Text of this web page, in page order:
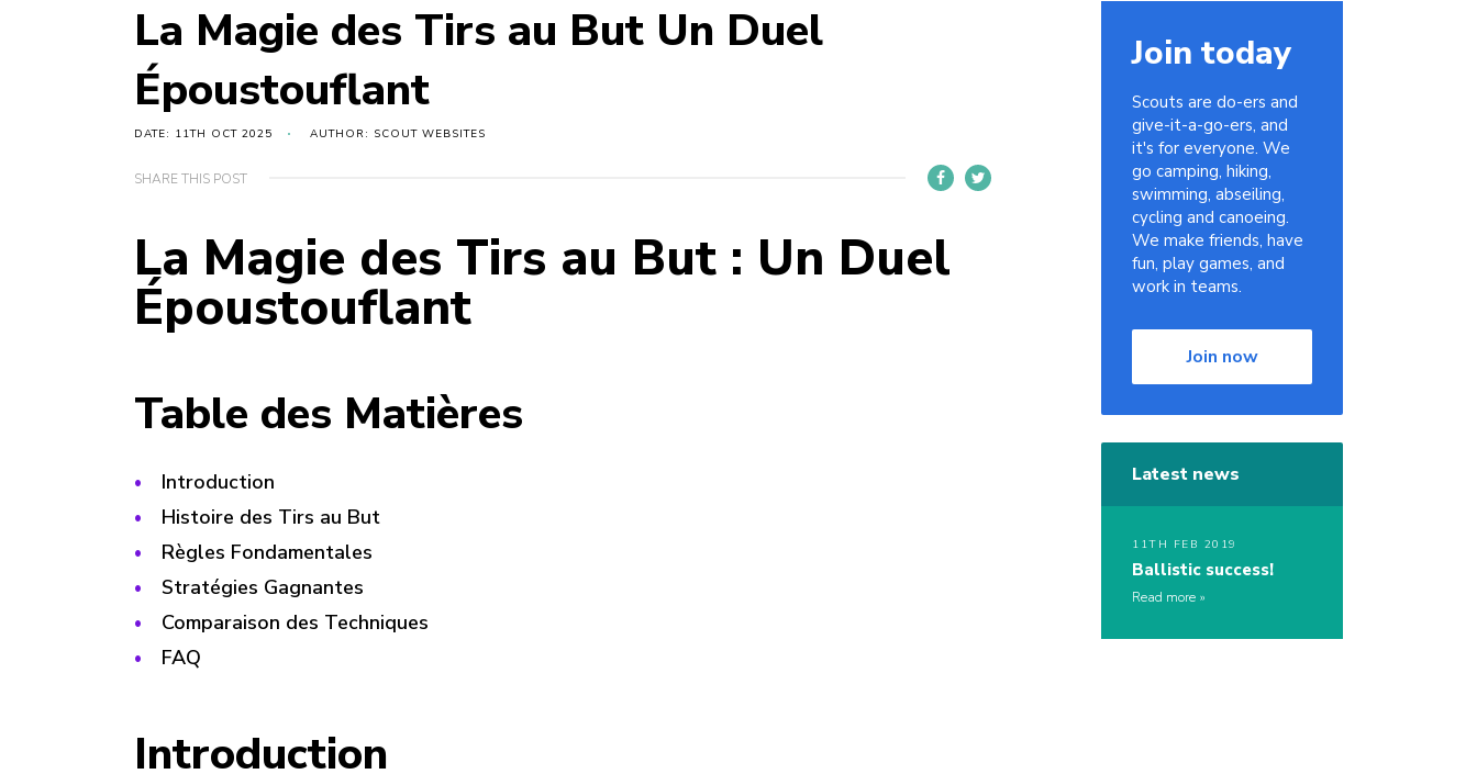
La Magie des Tirs au But Un Duel
Époustouflant
DATE: 11TH OCT 2025 AUTHOR: SCOUT WEBSITES
SHARE THIS POST
La Magie des Tirs au But : Un Duel
Époustouflant
Table des Matières
Introduction
Histoire des Tirs au But
Règles Fondamentales
Stratégies Gagnantes
Comparaison des Techniques
FAQ
Introduction
Join today
Scouts are do-ers and
give-it-a-go-ers, and
it's for everyone. We
go camping, hiking,
swimming, abseiling,
cycling and canoeing.
We make friends, have
fun, play games, and
work in teams.
Join now
Latest news
11TH FEB 2019
Ballistic success!
Read more